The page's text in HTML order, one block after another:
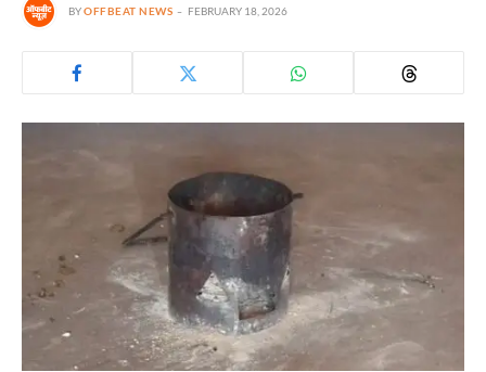
BYOFFBEAT NEWS FEBRUARY 18, 2026